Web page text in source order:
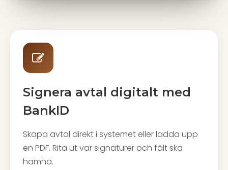
Signera avtal digitalt med
BankID
Skapa avtal direkt i systemet eller ladda upp
en PDF. Rita ut var signaturer och fält ska
hamna.